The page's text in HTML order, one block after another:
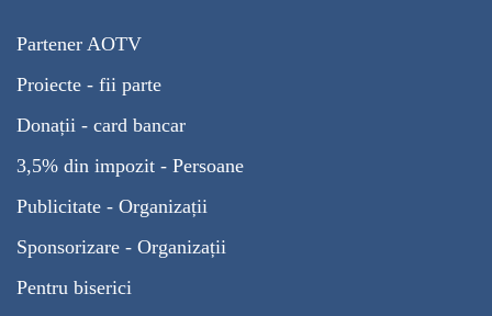
Partener AOTV
Proiecte - fii parte
Donații - card bancar
3,5% din impozit - Persoane
Publicitate - Organizații
Sponsorizare - Organizații
Pentru biserici